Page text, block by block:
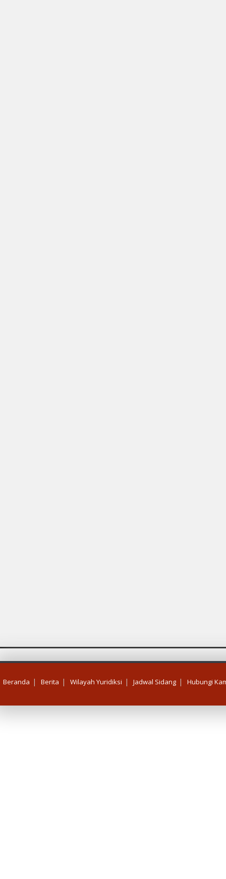
Beranda | Berita | Wilayah Yuridiksi | Jadwal Sidang | Hubungi